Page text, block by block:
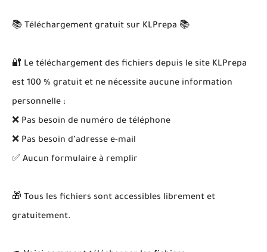
📚 Téléchargement gratuit sur KLPrepa 📚
🔐 Le téléchargement des fichiers depuis le site KLPrepa
est 100 % gratuit et ne nécessite aucune information
personnelle :
❌ Pas besoin de numéro de téléphone
❌ Pas besoin d’adresse e-mail
✅ Aucun formulaire à remplir
🎁 Tous les fichiers sont accessibles librement et
gratuitement.